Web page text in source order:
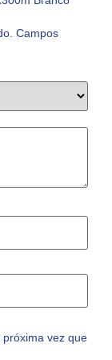
Campos
vez que